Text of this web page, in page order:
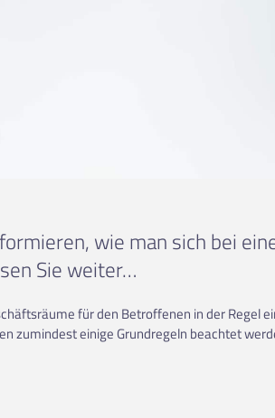
wie man sich bei
Sie weiter…
für den Betroffenen in der Regel
zumindest einige Grundregeln beachtet